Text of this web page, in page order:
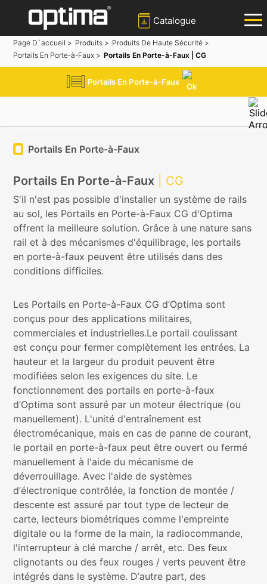
Recherche
Bollard
Catalogue
Page D´accueil > Produits > Produits De Haute Sécurité >
Portails En Porte-à-Faux > Portails En Porte-à-Faux | CG
Portails En Porte-à-Faux
Portails En Porte-à-Faux
Portails En Porte-à-Faux | CG
S'il n'est pas possible d'installer un système de rails
au sol, les Portails en Porte-à-Faux CG d'Optima
offrent la meilleure solution. Grâce à une nature sans
rail et à des mécanismes d'équilibrage, les portails
en porte-à-faux peuvent être utilisés dans des
conditions difficiles.
Les Portails en Porte-à-Faux CG d’Optima sont
conçus pour des applications militaires,
commerciales et industrielles.Le portail coulissant
est conçu pour fermer complètement les entrées. La
hauteur et la largeur du produit peuvent être
modifiées selon les exigences du site. Le
fonctionnement des portails en porte-à-faux
d’Optima sont assuré par un moteur électrique (ou
manuellement). L'unité d'entraînement est
électromécanique, mais en cas de panne de courant,
le portail en porte-à-faux peut être ouvert ou fermé
manuellement à l'aide du mécanisme de
déverrouillage. Avec l'aide de systèmes
d’électronique contrôlée, la fonction de montée /
descente est assuré par tout type de lecteur de
carte, lecteurs biométriques comme l'empreinte
digitale ou la forme de la main, la radiocommande,
l'interrupteur à clé marche / arrêt, etc. Des feux
clignotants ou des feux rouges / verts peuvent être
intégrés dans le système. D’autre part, des